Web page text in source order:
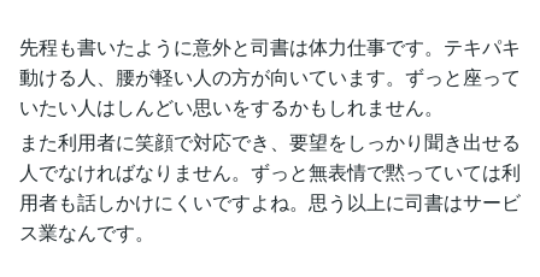
先程も書いたように意外と司書は体力仕事です。テキパキ
動ける人、腰が軽い人の方が向いています。ずっと座って
いたい人はしんどい思いをするかもしれません。
また利用者に笑顔で対応でき、要望をしっかり聞き出せる
人でなければなりません。ずっと無表情で黙っていては利
用者も話しかけにくいですよね。思う以上に司書はサービ
ス業なんです。